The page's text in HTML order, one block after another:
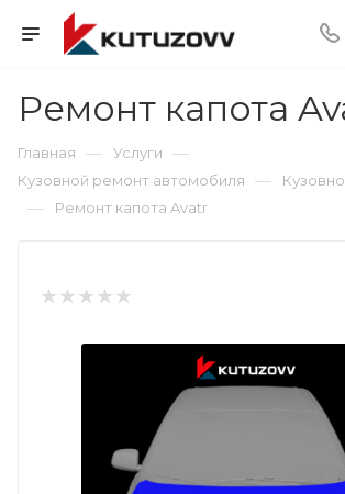
Ремонт капота
Главная — Услуги —
Кузовной ремонт автомобиля —
— Ремонт капота Avatr